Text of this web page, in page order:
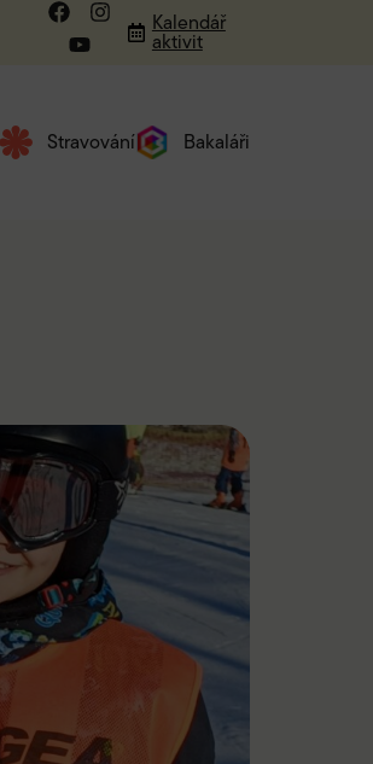
Kalendář
aktivit
Stravování Bakaláři